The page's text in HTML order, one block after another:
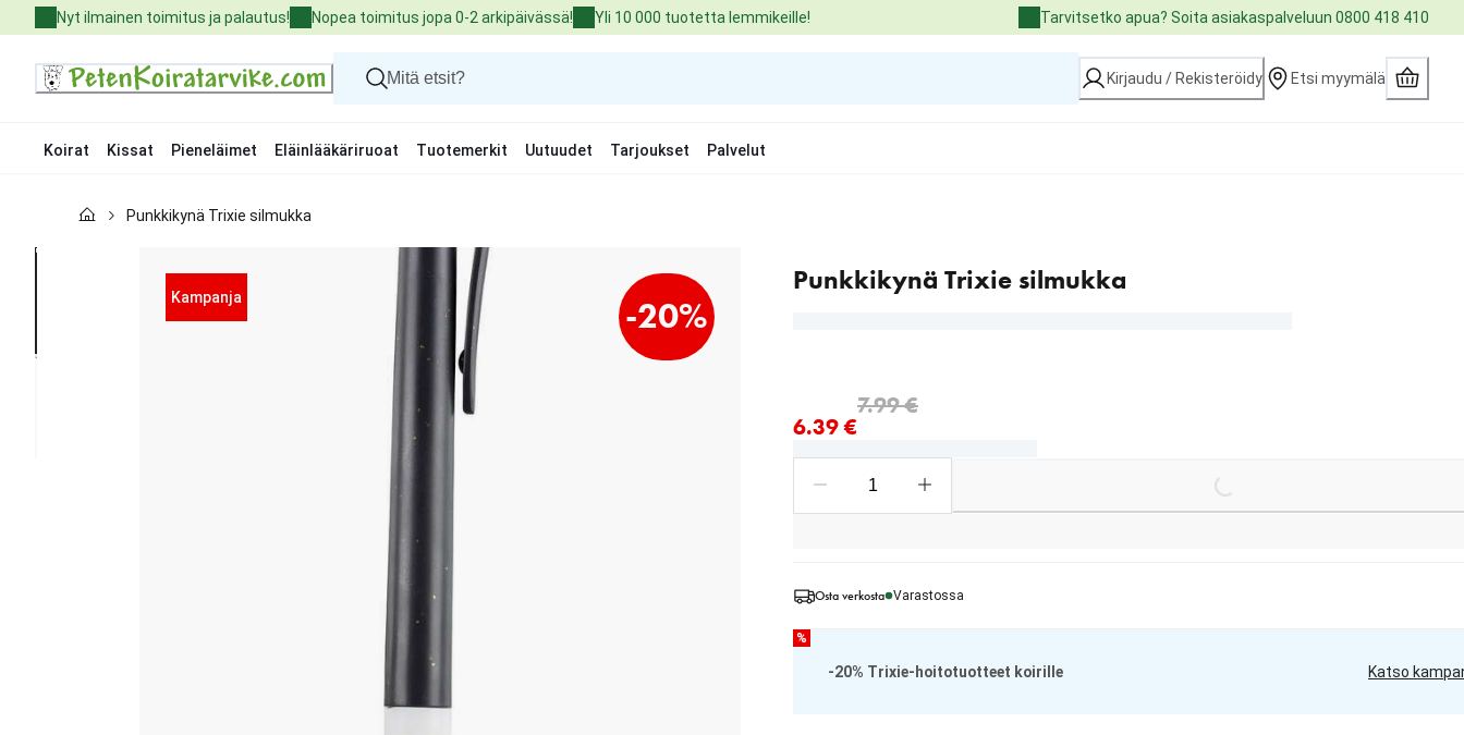
to
Nyt ilmainen toimitus ja palautus! Nopea toimitus jopa 0-2 arkipäivässä! Yli 10 000 tuotetta lemmikeille! Tarvitsetko apua? Soita asiakaspalveluun 0800 418 410
Kirjaudu / Rekisteröidy Etsi myymälä
Koirat Kissat Pieneläimet Eläinlääkäriruoat Tuotemerkit Uutuudet Tarjoukset Palvelut
Kissat
Punkkikynä Trixie silmukka
Punkkikynä Trixie silmukka
Kampanja -20%
6.39 €
nykyinen hinta 6.39 €
7.99 €
alkuperäinen hinta 7.99 €
Loading...
Osta verkosta Varastossa
%
-20% Trixie-hoitotuotteet koirille Katso